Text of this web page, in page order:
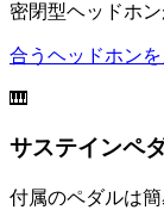
密閉型ヘッドホン
合うヘッドホンを
🎹
サステインペ
付属のペダルは